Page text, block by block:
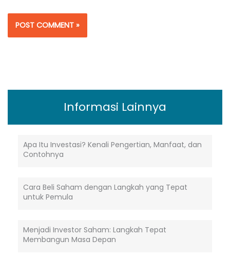
Informasi Lainnya
Apa Itu Investasi? Kenali Pengertian, Manfaat, dan
Contohnya
Cara Beli Saham dengan Langkah yang Tepat
untuk Pemula
Menjadi Investor Saham: Langkah Tepat
Membangun Masa Depan